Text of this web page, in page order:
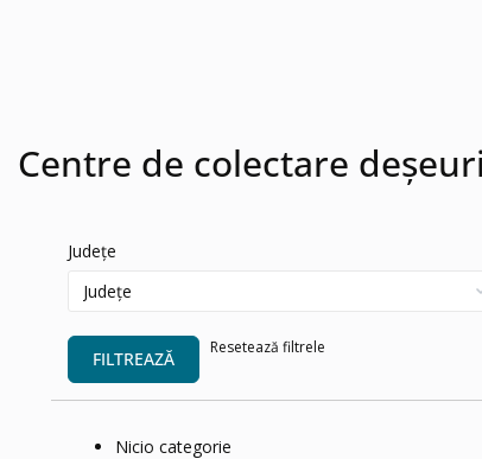
Centre de colectare
Județe
FILTREAZĂ
Resetează filtrele
Nicio categorie